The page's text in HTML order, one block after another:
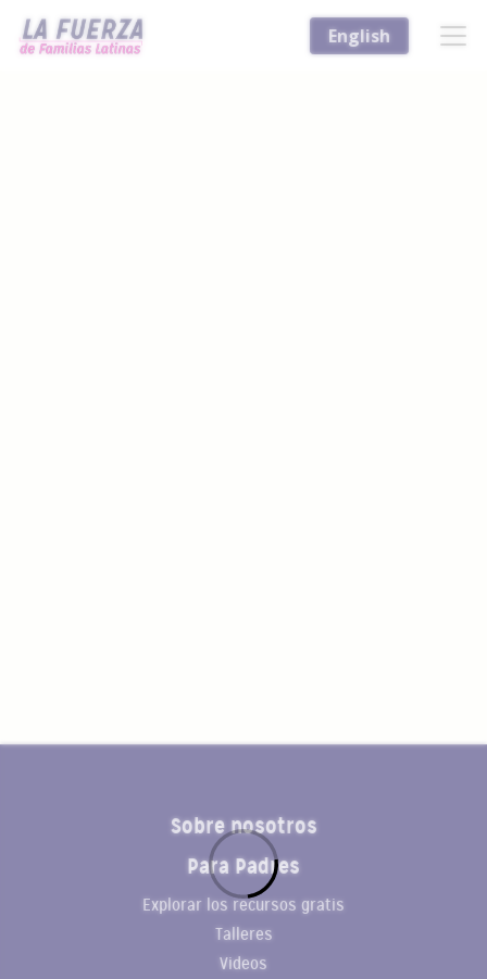
English
Sobre nosotros
Para Padres
Explorar los recursos gratis
Talleres
Videos